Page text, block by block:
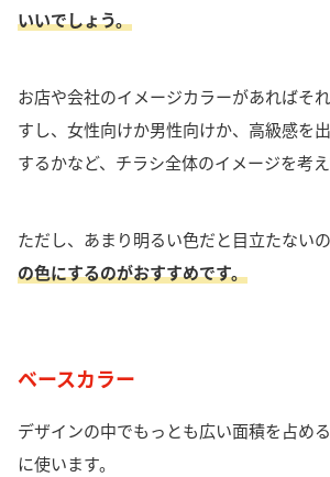
いいでしょう。
お店や会社のイメージカラーがあればそ
すし、女性向けか男性向けか、高級感を
するかなど、チラシ全体のイメージを考え
ただし、あまり明るい色だと目立たないの
の色にするのがおすすめです。
ベースカラー
デザインの中でもっとも広い面積を占め
に使います。